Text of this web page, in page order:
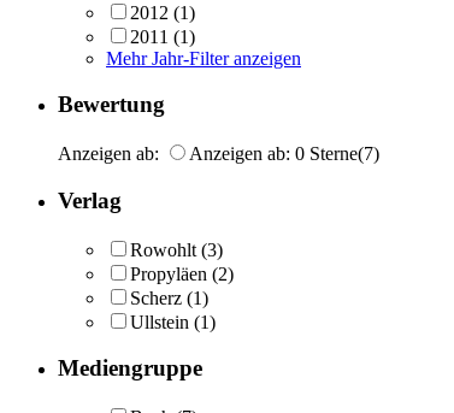
2012 (1)
2011 (1)
Mehr Jahr-Filter anzeigen
Bewertung
Anzeigen ab: Anzeigen ab: 0 Sterne(7)
Verlag
Rowohlt (3)
Propyläen (2)
Scherz (1)
Ullstein (1)
Mediengruppe